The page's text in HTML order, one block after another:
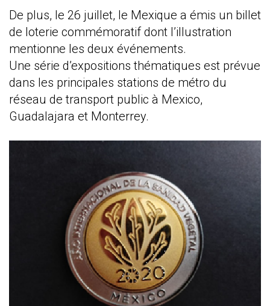
De plus, le 26 juillet, le Mexique a émis un billet
de loterie commémoratif dont l’illustration
mentionne les deux événements.
Une série d’expositions thématiques est prévue
dans les principales stations de métro du
réseau de transport public à Mexico,
Guadalajara et Monterrey.